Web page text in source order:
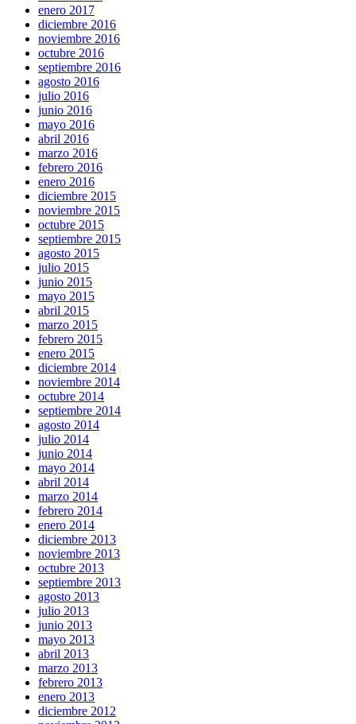
enero 2017
diciembre 2016
noviembre 2016
octubre 2016
septiembre 2016
agosto 2016
julio 2016
junio 2016
mayo 2016
abril 2016
marzo 2016
febrero 2016
enero 2016
diciembre 2015
noviembre 2015
octubre 2015
septiembre 2015
agosto 2015
julio 2015
junio 2015
mayo 2015
abril 2015
marzo 2015
febrero 2015
enero 2015
diciembre 2014
noviembre 2014
octubre 2014
septiembre 2014
agosto 2014
julio 2014
junio 2014
mayo 2014
abril 2014
marzo 2014
febrero 2014
enero 2014
diciembre 2013
noviembre 2013
octubre 2013
septiembre 2013
agosto 2013
julio 2013
junio 2013
mayo 2013
abril 2013
marzo 2013
febrero 2013
enero 2013
diciembre 2012